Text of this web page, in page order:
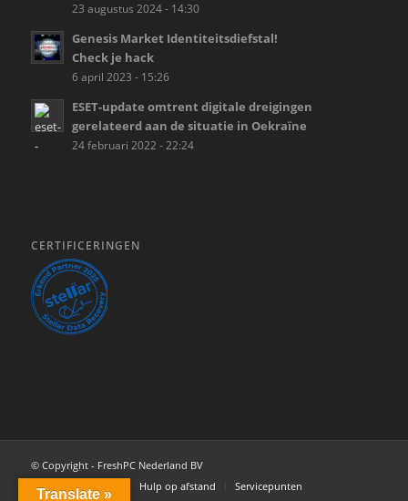
23 augustus 2024 - 14:30
Genesis Market Identiteitsdiefstal!
Check je hack
6 april 2023 - 15:26
ESET-update omtrent digitale dreigingen
gerelateerd aan de situatie in Oekraïne
24 februari 2022 - 22:24
CERTIFICERINGEN
© Copyright - FreshPC Nederland BV
Home
Tarieven Hulp op afstand Servicepunten
Translate »